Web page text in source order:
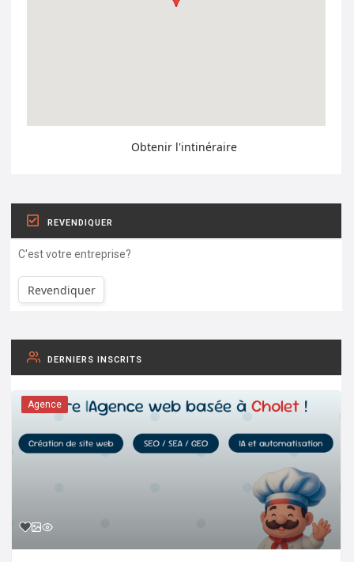
Obtenir l'intinéraire
REVENDIQUER
C'est votre entreprise?
Revendiquer
DERNIERS INSCRITS
Agence